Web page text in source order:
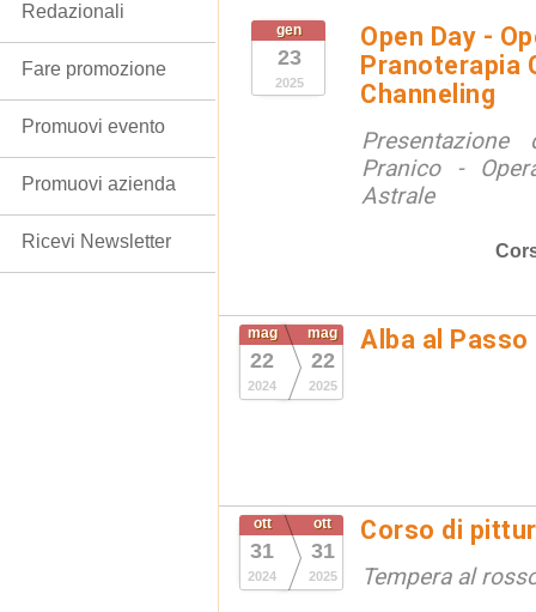
gen
23
2025
Open Day -
Pranoterapia
Channeling
Pranico -
Astrale
mag
22
2024
mag
22
2025
Alba al Passo
ott
31
2024
ott
31
2025
Corso di
Tempera al
Redazionali
Fare promozione
Promuovi evento
Promuovi azienda
Ricevi Newsletter